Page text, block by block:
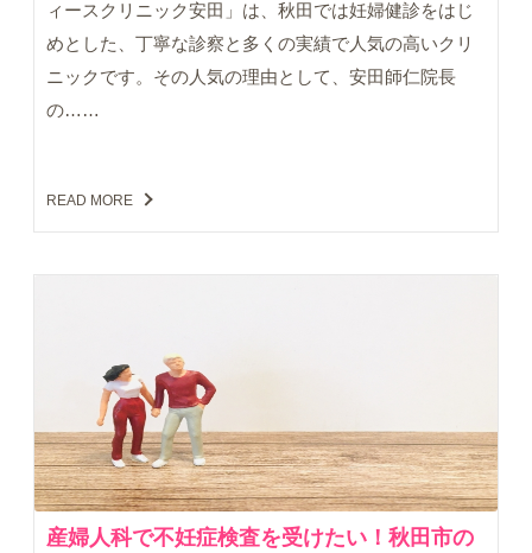
ィースクリニック安田」は、秋田では妊婦健診をはじ
めとした、丁寧な診察と多くの実績で人気の高いクリ
ニックです。その人気の理由として、安田師仁院長
の……
READ MORE
産婦人科で不妊症検査を受けたい！秋田市の